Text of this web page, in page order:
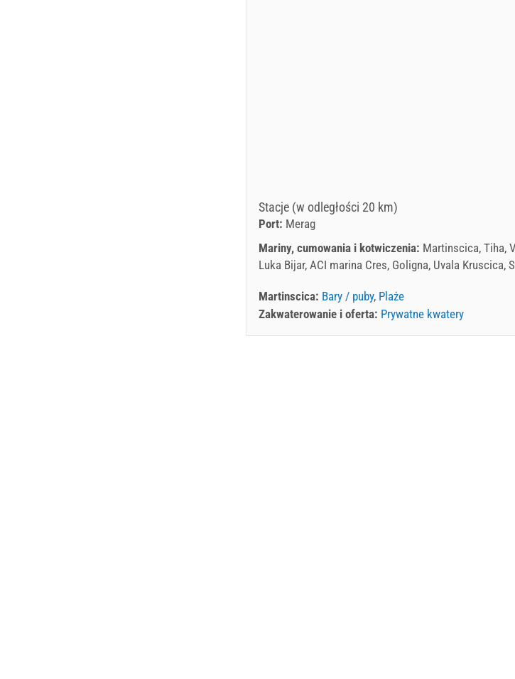
Stacje (w odległości 20 km)
Port: Merag
Mariny, cumowania i kotwiczenia: Martinscica, Tiha,
Luka Bijar, ACI marina Cres, Goligna, Uvala Kruscica,
Martinscica: Bary / puby, Plaże
Zakwaterowanie i oferta: Prywatne kwatery